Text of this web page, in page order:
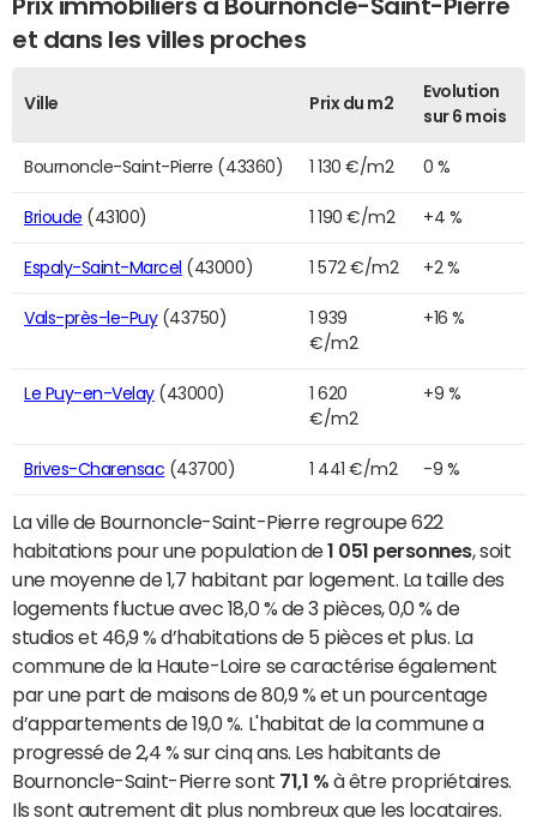
Prix immobiliers à Bournoncle-Saint-Pierre
et dans les villes proches
Ville Prix du m2
Evolution
sur 6 mois
Bournoncle-Saint-Pierre (43360) 1 130 €/m2 0 %
Brioude (43100) 1 190 €/m2 +4 %
Espaly-Saint-Marcel (43000) 1 572 €/m2 +2 %
Vals-près-le-Puy(43750)
1 939
€/m2
+16 %
Le Puy-en-Velay(43000)
1 620
€/m2
+9 %
Brives-Charensac (43700) 1 441 €/m2 -9 %
La ville de Bournoncle-Saint-Pierre regroupe 622
habitations pour une population de1 051 personnes, soit
une moyenne de 1,7 habitant par logement. La taille des
logements fluctue avec 18,0 % de 3 pièces, 0,0 % de
studios et 46,9 % d’habitations de 5 pièces et plus. La
commune de la Haute-Loire se caractérise également
par une part de maisons de 80,9 % et un pourcentage
d’appartements de 19,0 %. L'habitat de la commune a
progressé de 2,4 % sur cinq ans. Les habitants de
Bournoncle-Saint-Pierre sont 71,1 % à être propriétaires.
Ils sont autrement dit plus nombreux que les locataires.